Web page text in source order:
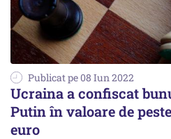
Publicat pe 08 Iun 2022
Ucraina a confiscat
Putin în valoare de
euro